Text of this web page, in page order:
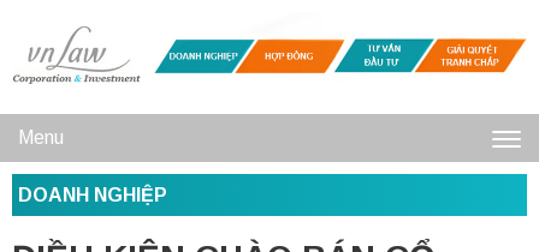
Menu
DOANH NGHIỆP